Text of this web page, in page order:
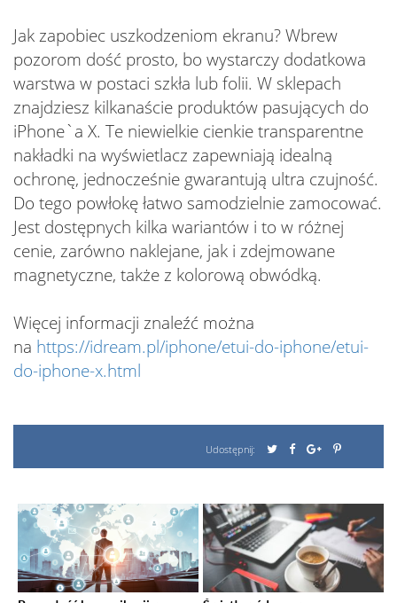
Jak zapobiec uszkodzeniom ekranu? Wbrew
pozorom dość prosto, bo wystarczy dodatkowa
warstwa w postaci szkła lub folii. W sklepach
znajdziesz kilkanaście produktów pasujących do
iPhone`a X. Te niewielkie cienkie transparentne
nakładki na wyświetlacz zapewniają idealną
ochronę, jednocześnie gwarantują ultra czujność.
Do tego powłokę łatwo samodzielnie zamocować.
Jest dostępnych kilka wariantów i to w różnej
cenie, zarówno naklejane, jak i zdejmowane
magnetyczne, także z kolorową obwódką.
Więcej informacji znaleźć można
na https://idream.pl/iphone/etui-do-iphone/etui-
do-iphone-x.html
Udostępnij: